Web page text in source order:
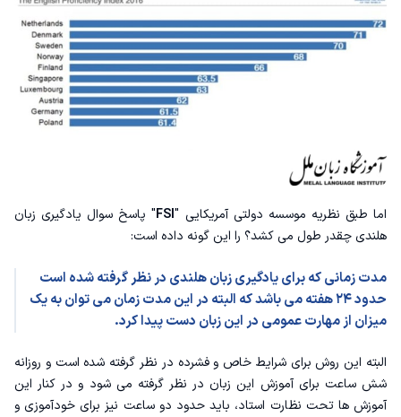
اما طبق نظریه موسسه دولتی آمریکایی "FSI" پاسخ سوال یادگیری زبان
هلندی چقدر طول می کشد؟ را این گونه داده است:
مدت زمانی که برای یادگیری زبان هلندی در نظر گرفته شده است
حدود ۲۴ هفته می باشد که البته در این مدت زمان می توان به یک
میزان از مهارت عمومی در این زبان دست پیدا کرد.
البته این روش برای شرایط خاص و فشرده در نظر گرفته شده است و روزانه
شش ساعت برای آموزش این زبان در نظر گرفته می شود و در کنار این
آموزش ها تحت نظارت استاد، باید حدود دو ساعت نیز برای خودآموزی و